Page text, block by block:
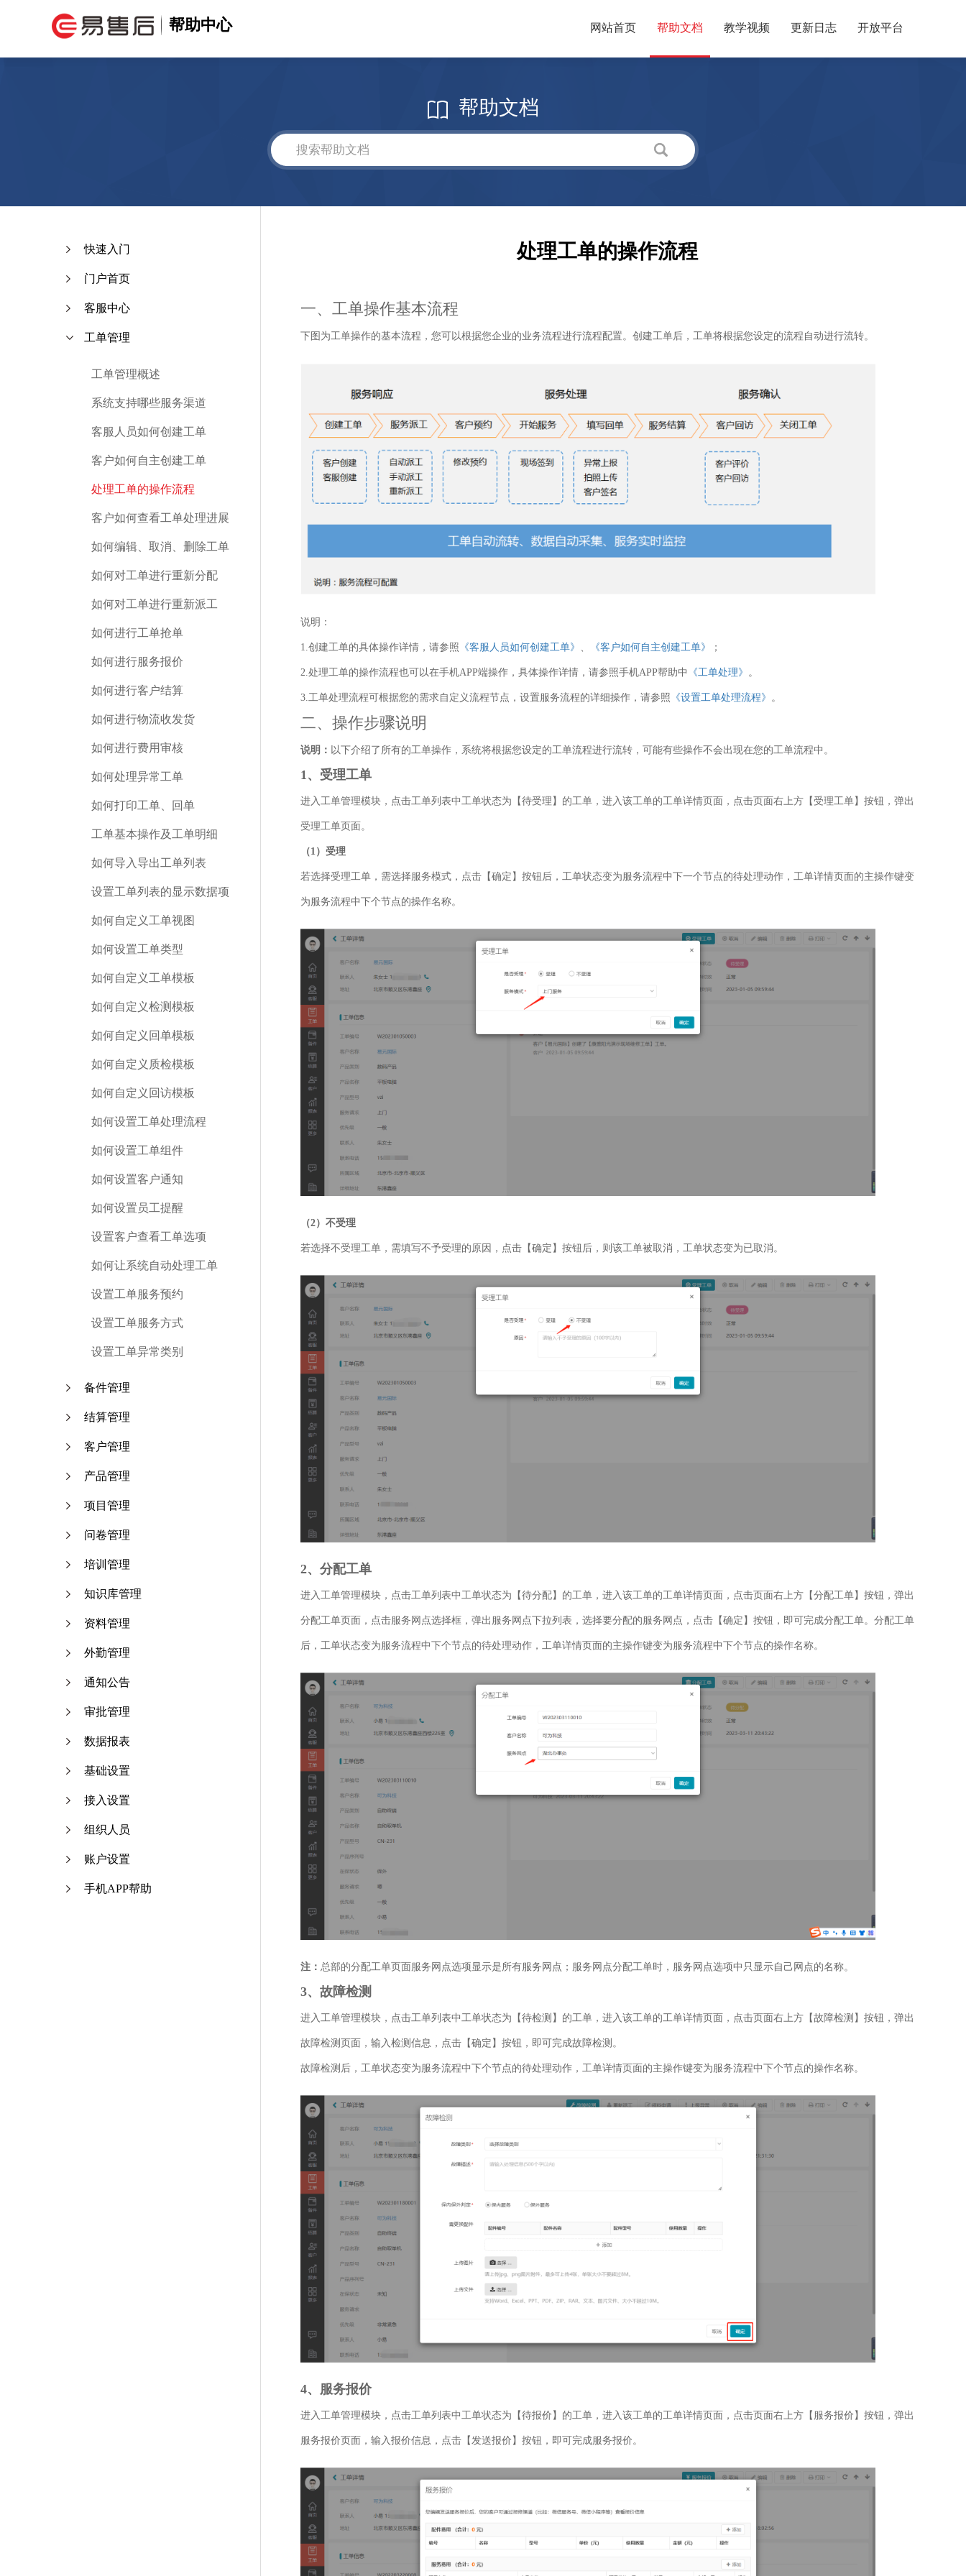
帮助中心 网站首页 帮助文档 教学视频 更新日志 开放平台
帮助文档
快速入门
门户首页
客服中心
工单管理
工单管理概述
系统支持哪些服务渠道
客服人员如何创建工单
客户如何自主创建工单
处理工单的操作流程
客户如何查看工单处理进展
如何编辑、取消、删除工单
如何对工单进行重新分配
如何对工单进行重新派工
如何进行工单抢单
如何进行服务报价
如何进行客户结算
如何进行物流收发货
如何进行费用审核
如何处理异常工单
如何打印工单、回单
工单基本操作及工单明细
如何导入导出工单列表
设置工单列表的显示数据项
如何自定义工单视图
如何设置工单类型
如何自定义工单模板
如何自定义检测模板
如何自定义回单模板
如何自定义质检模板
如何自定义回访模板
如何设置工单处理流程
如何设置工单组件
如何设置客户通知
如何设置员工提醒
设置客户查看工单选项
如何让系统自动处理工单
设置工单服务预约
设置工单服务方式
设置工单异常类别
备件管理
结算管理
客户管理
产品管理
项目管理
问卷管理
培训管理
知识库管理
资料管理
外勤管理
通知公告
审批管理
数据报表
基础设置
接入设置
组织人员
账户设置
手机APP帮助
处理工单的操作流程
一、工单操作基本流程
下图为工单操作的基本流程，您可以根据您企业的业务流程进行流程配置。创建工单后，工单将根据您设定的流程自动进行流转。
说明：
1.创建工单的具体操作详情，请参照 《客服人员如何创建工单》 、 《客户如何自主创建工单》 ；
2.处理工单的操作流程也可以在手机APP端操作，具体操作详情，请参照手机APP帮助中 《工单处理》 。
3.工单处理流程可根据您的需求自定义流程节点，设置服务流程的详细操作，请参照 《设置工单处理流程》 。
二、操作步骤说明
说明： 以下介绍了所有的工单操作，系统将根据您设定的工单流程进行流转，可能有些操作不会出现在您的工单流程中。
1、受理工单
进入工单管理模块，点击工单列表中工单状态为【待受理】的工单，进入该工单的工单详情页面，点击页面右上方【受理工单】按钮，弹出
受理工单页面。
（1）受理
若选择受理工单，需选择服务模式，点击【确定】按钮后，工单状态变为服务流程中下一个节点的待处理动作，工单详情页面的主操作键变
为服务流程中下个节点的操作名称。
（2）不受理
若选择不受理工单，需填写不予受理的原因，点击【确定】按钮后，则该工单被取消，工单状态变为已取消。
2、分配工单
进入工单管理模块，点击工单列表中工单状态为【待分配】的工单，进入该工单的工单详情页面，点击页面右上方【分配工单】按钮，弹出
分配工单页面，点击服务网点选择框，弹出服务网点下拉列表，选择要分配的服务网点，点击【确定】按钮，即可完成分配工单。分配工单
后，工单状态变为服务流程中下个节点的待处理动作，工单详情页面的主操作键变为服务流程中下个节点的操作名称。
注： 总部的分配工单页面服务网点选项显示是所有服务网点；服务网点分配工单时，服务网点选项中只显示自己网点的名称。
3、故障检测
进入工单管理模块，点击工单列表中工单状态为【待检测】的工单，进入该工单的工单详情页面，点击页面右上方【故障检测】按钮，弹出
故障检测页面，输入检测信息，点击【确定】按钮，即可完成故障检测。
故障检测后，工单状态变为服务流程中下个节点的待处理动作，工单详情页面的主操作键变为服务流程中下个节点的操作名称。
4、服务报价
进入工单管理模块，点击工单列表中工单状态为【待报价】的工单，进入该工单的工单详情页面，点击页面右上方【服务报价】按钮，弹出
服务报价页面，输入报价信息，点击【发送报价】按钮，即可完成服务报价。